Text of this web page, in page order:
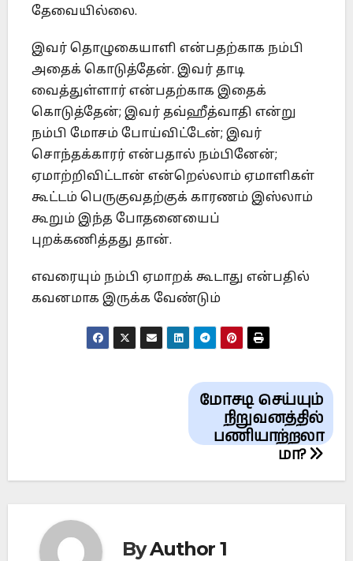
தேவையில்லை.
இவர் தொழுகையாளி என்பதற்காக நம்பி
அதைக் கொடுத்தேன். இவர் தாடி
வைத்துள்ளார் என்பதற்காக இதைக்
கொடுத்தேன்; இவர் தவ்ஹீத்வாதி என்று
நம்பி மோசம் போய்விட்டேன்; இவர்
சொந்தக்காரர் என்பதால் நம்பினேன்;
ஏமாற்றிவிட்டான் என்றெல்லாம் ஏமாளிகள்
கூட்டம் பெருகுவதற்குக் காரணம் இஸ்லாம்
கூறும் இந்த போதனையைப்
புறக்கணித்தது தான்.
எவரையும் நம்பி ஏமாறக் கூடாது என்பதில்
கவனமாக இருக்க வேண்டும்
மோசடி செய்யும்
நிறுவனத்தில்
பணியாற்றலா
மா?
ByAuthor 1